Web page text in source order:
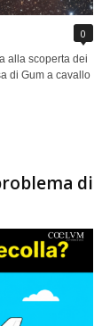
0
alla scoperta dei
di Gum a cavallo
di